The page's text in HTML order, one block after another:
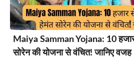
Maiya Samman Yojana: 10
सोरेन की योजना से वंचित! जानिए वजह